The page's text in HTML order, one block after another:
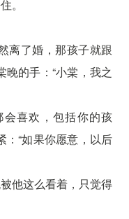
。
离了婚，那孩子就跟
晚的手：“小棠，我之
喜欢，包括你的孩
：“如果你愿意，以后
他这么看着，只觉得